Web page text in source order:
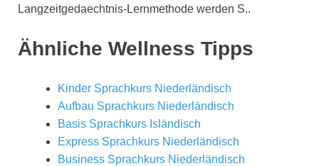
Langzeitgedaechtnis-Lernmethode werden S..
Ähnliche Wellness Tipps
Kinder Sprachkurs Niederländisch
Aufbau Sprachkurs Niederländisch
Basis Sprachkurs Isländisch
Express Sprachkurs Niederländisch
Business Sprachkurs Niederländisch